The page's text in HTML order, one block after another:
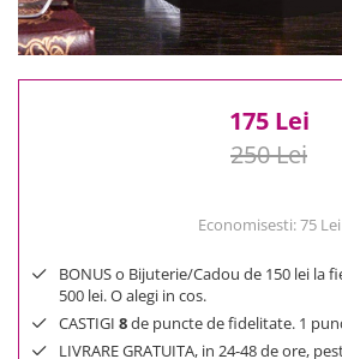
100 Lei - 200 Lei
200 Lei - 300 Lei
300 Lei - 500 Lei
175 Lei
250 Lei
Economisesti:75 Lei
BONUS o Bijuterie/Cadou de 150 lei la
500 lei. O alegi in cos.
CASTIGI 8de puncte de fidelitate. 1
LIVRARE GRATUITA, in 24-48 de ore,